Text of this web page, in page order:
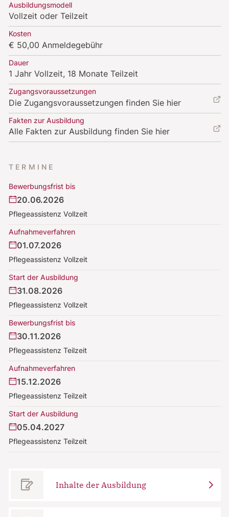
Ausbildungsmodell
Vollzeit oder Teilzeit
Kosten
€ 50,00 Anmeldegebühr
Dauer
1 Jahr Vollzeit, 18 Monate Teilzeit
Zugangsvoraussetzungen
Die Zugangsvoraussetzungen finden Sie hier
Fakten zur Ausbildung
Alle Fakten zur Ausbildung finden Sie hier
TERMINE
Bewerbungsfrist bis
20.06.2026
Pflegeassistenz Vollzeit
Aufnahmeverfahren
01.07.2026
Pflegeassistenz Vollzeit
Start der Ausbildung
31.08.2026
Pflegeassistenz Vollzeit
Bewerbungsfrist bis
30.11.2026
Pflegeassistenz Teilzeit
Aufnahmeverfahren
15.12.2026
Pflegeassistenz Teilzeit
Start der Ausbildung
05.04.2027
Pflegeassistenz Teilzeit
Inhalte der Ausbildung